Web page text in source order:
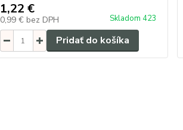
1,22 €
0,99 € bez DPH Skladom 423
Pridať do košíka